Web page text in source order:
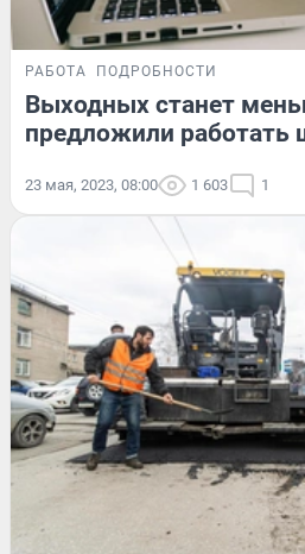
РАБОТА ПОДРОБНОСТИ
Выходных станет
предложили работать
23 мая, 2023, 08:00 1 603 1